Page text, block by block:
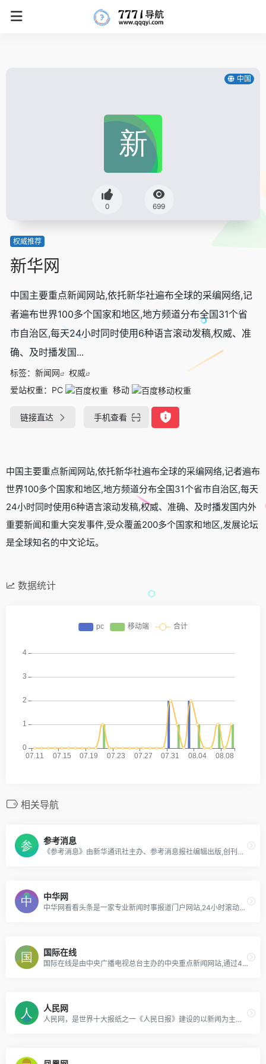
中国
0 699
权威推荐
新华网
中国主要重点新闻网站,依托新华社遍布全球的采编网络,记
者遍布世界100多个国家和地区,地方频道分布全国31个省
市自治区,每天24小时同时使用6种语言滚动发稿,权威、准
确、及时播发国...
标签： 新闻网
权威
爱站权重： PC 移动
链接直达 手机查看
中国主要重点新闻网站,依托新华社遍布全球的采编网络,记者遍布
世界100多个国家和地区,地方频道分布全国31个省市自治区,每天
24小时同时使用6种语言滚动发稿,权威、准确、及时播发国内外
重要新闻和重大突发事件,受众覆盖200多个国家和地区,发展论坛
是全球知名的中文论坛。
数据统计
相关导航
参考消息
《参考消息》由新华通讯社主办、参考消息报社编辑出版,创刊于1931年,是中国发行量最大的日报。
中华网
中华网看看头条是一家专业新闻时事报道门户网站,24小时滚动报道国内热点新闻,国际新闻,社会新闻,时事评论,聚焦社会热点事件,关注全球军事动态
国际在线
国际在线是由中央广播电视总台主办的中央重点新闻网站,通过44种语言(不含广客闽潮4种方言)对全球进行传播,是中国使用语种最多、传播地域最广、影响人群最大的多应用、多终端网站集群。 国际在线依托中央广播电视总台广泛的资讯渠道和媒体资源,在全球拥有40多个驻外记者站,与许多国家的驻华机构建立了良好的合作关系,已发展成为拥有强大的信息采集网络、多形态传播渠道的国际化新媒体平台。 国际在线依托独有的全球资源,重点打造新闻、城市、企业、旅游等业务线,面向具有跨地域、跨语言、跨文化需求的海内外用户,提供国际化资讯和营销服务。
人民网
人民网，是世界十大报纸之一《人民日报》建设的以新闻为主的大型网上信息发布平台，也是互联网上最大的中文和多语种新闻网站之一。作为国家重点新闻网站，人民网以新闻报道的权威性、及时性、多样性和评论性为特色，在网民中树立起了“权威媒体、大众网站”的形象。